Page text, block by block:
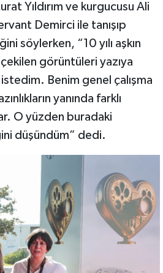
Yıldırım ve kurgucusu Ali
Demirci ile tanışıp
söylerken, “10 yılı aşkın
görüntüleri yazıya
Benim genel çalışma
yanında farklı
O yüzden buradaki
düşündüm” dedi.